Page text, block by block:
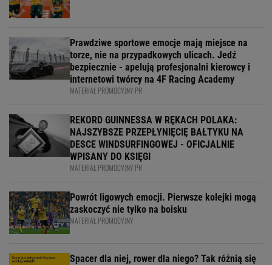
Prawdziwe sportowe emocje mają miejsce na
torze, nie na przypadkowych ulicach. Jedź
bezpiecznie - apelują profesjonalni kierowcy i
internetowi twórcy na 4F Racing Academy
MATERIAŁ PROMOCYJNY PR
REKORD GUINNESSA W RĘKACH POLAKA:
NAJSZYBSZE PRZEPŁYNIĘCIĘ BAŁTYKU NA
DESCE WINDSURFINGOWEJ - OFICJALNIE
WPISANY DO KSIĘGI
MATERIAŁ PROMOCYJNY PR
Powrót ligowych emocji. Pierwsze kolejki mogą
zaskoczyć nie tylko na boisku
MATERIAŁ PROMOCYJNY
Spacer dla niej, rower dla niego? Tak różnią się